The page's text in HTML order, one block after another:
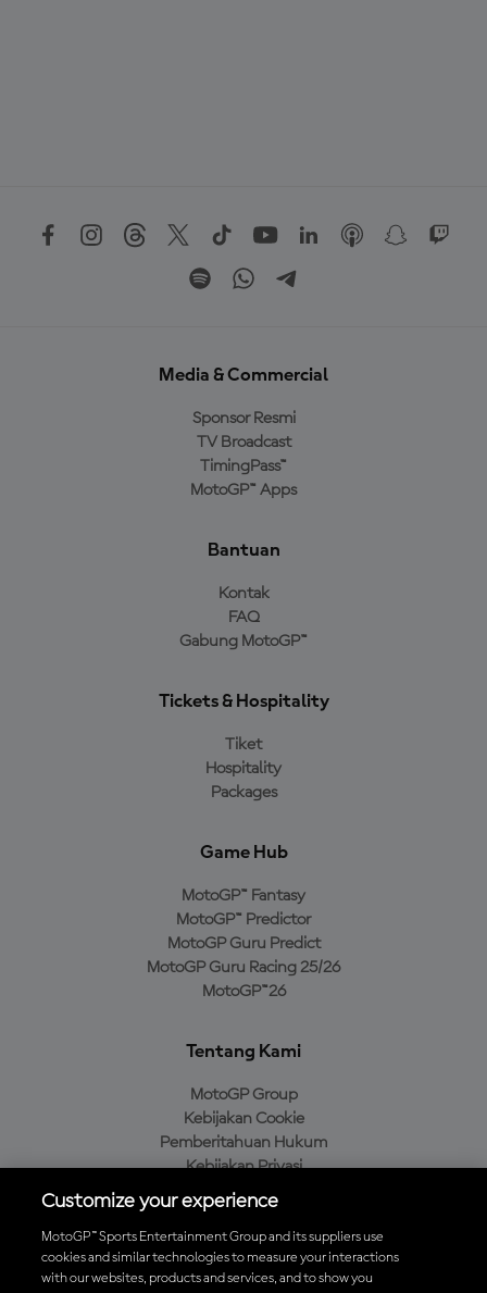
Media & Commercial
Sponsor Resmi
TV Broadcast
TimingPass™
MotoGP™ Apps
Bantuan
Kontak
FAQ
Gabung MotoGP™
Tickets & Hospitality
Tiket
Hospitality
Packages
Game Hub
MotoGP™ Fantasy
MotoGP™ Predictor
MotoGP Guru Predict
MotoGP Guru Racing 25/26
MotoGP™26
Tentang Kami
MotoGP Group
Kebijakan Cookie
Pemberitahuan Hukum
Kebijakan Privasi
Kebijakan Pembelian
Unduh Aplikasi Resmi MotoGP™
Customize your experience
MotoGP™ Sports Entertainment Group and its suppliers use
cookies and similar technologies to measure your interactions
with our websites, products and services, and to show you